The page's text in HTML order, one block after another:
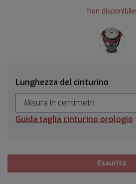
Non disponibile
Lunghezza del cinturino
Guida taglia cinturino orologio
Esaurito